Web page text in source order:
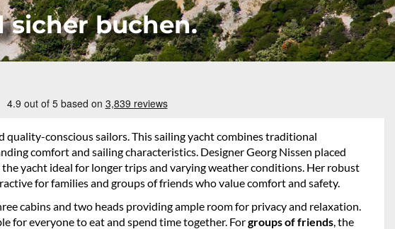
sicher buchen.
quality-conscious sailors. This sailing yacht combines traditional
comfort and sailing characteristics. Designer Georg Nissen placed
yacht ideal for longer trips and varying weather conditions. Her robust
for families and groups of friends who value comfort and safety.
cabins and two heads providing ample room for privacy and relaxation.
for everyone to eat and spend time together. Forgroups of friends, the